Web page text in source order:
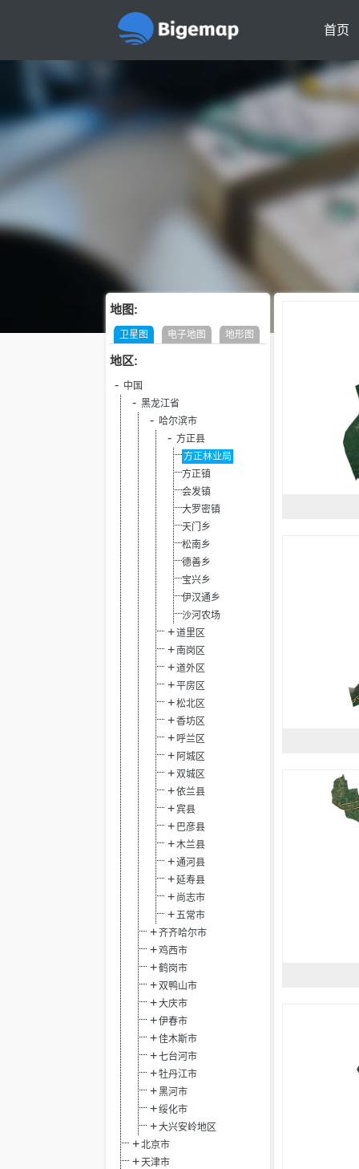
首页
地图:
卫星图 电子地图 地形图
地区:
中国
黑龙江省
哈尔滨市
方正县
方正林业局
方正镇
会发镇
大罗密镇
天门乡
松南乡
德善乡
宝兴乡
伊汉通乡
沙河农场
道里区
南岗区
道外区
平房区
松北区
香坊区
呼兰区
阿城区
双城区
依兰县
宾县
巴彦县
木兰县
通河县
延寿县
尚志市
五常市
齐齐哈尔市
鸡西市
鹤岗市
双鸭山市
大庆市
伊春市
佳木斯市
七台河市
牡丹江市
黑河市
绥化市
大兴安岭地区
北京市
天津市